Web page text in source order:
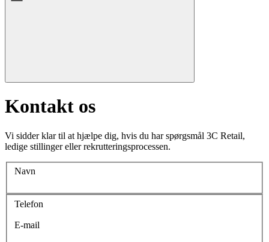
Kontakt os
Vi sidder klar til at hjælpe dig, hvis du har spørgsmål 3C Retail,
ledige stillinger eller rekrutteringsprocessen.
Navn
Telefon
E-mail